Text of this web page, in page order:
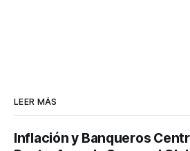
LEER MÁS
Inflación y Banqueros